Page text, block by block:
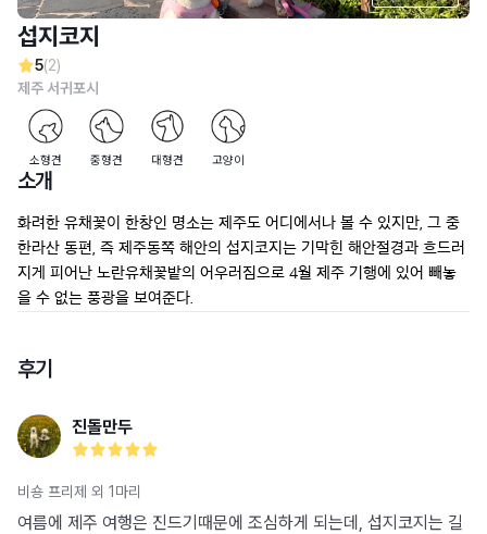
섭지코지
5(2)
제주 서귀포시
소형견 중형견 대형견 고양이
소개
화려한 유채꽃이 한창인 명소는 제주도 어디에서나 볼 수 있지만, 그 중
한라산 동편, 즉 제주동쪽 해안의 섭지코지는 기막힌 해안절경과 흐드러
지게 피어난 노란유채꽃밭의 어우러짐으로 4월 제주 기행에 있어 빼놓
을 수 없는 풍광을 보여준다.
후기
진돌만두
비숑 프리제 외 1마리
여름에 제주 여행은 진드기때문에 조심하게 되는데, 섭지코지는 길